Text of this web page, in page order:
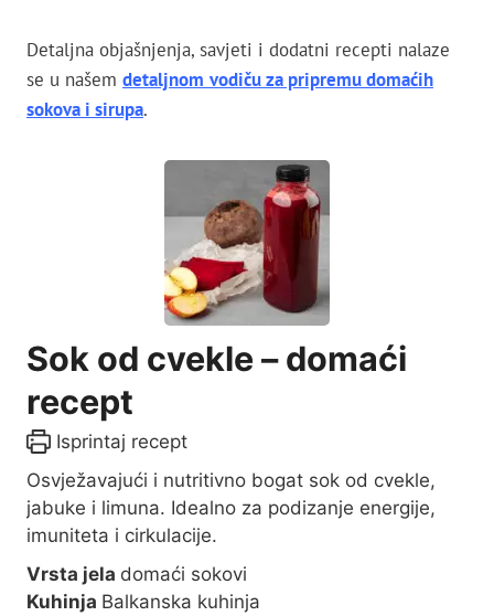
Detaljna objašnjenja, savjeti i dodatni recepti nalaze
se u našem detaljnom vodiču za pripremu domaćih
sokova i sirupa.
Sok od cvekle – domaći
recept
Isprintaj recept
Osvježavajući i nutritivno bogat sok od cvekle,
jabuke i limuna. Idealno za podizanje energije,
imuniteta i cirkulacije.
Vrsta jela domaći sokovi
Kuhinja Balkanska kuhinja